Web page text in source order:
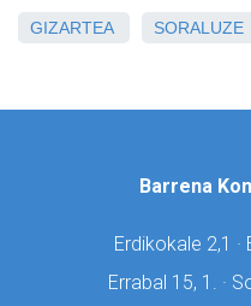
GIZARTEA SORALUZE
Barrena
Erdikokale 2,1 ·
Errabal 15, 1. ·